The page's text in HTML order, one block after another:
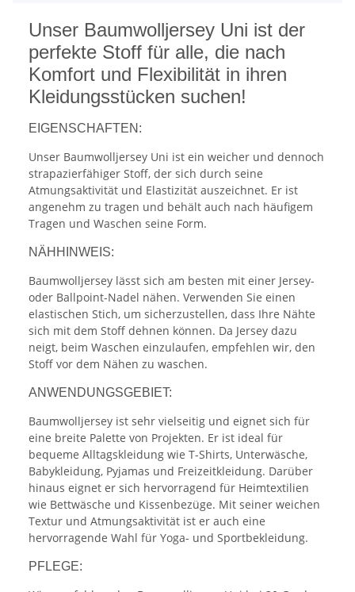
Unser Baumwolljersey Uni ist der
perfekte Stoff für alle, die nach
Komfort und Flexibilität in ihren
Kleidungsstücken suchen!
EIGENSCHAFTEN:
Unser Baumwolljersey Uni ist ein weicher und dennoch
strapazierfähiger Stoff, der sich durch seine
Atmungsaktivität und Elastizität auszeichnet. Er ist
angenehm zu tragen und behält auch nach häufigem
Tragen und Waschen seine Form.
NÄHHINWEIS:
Baumwolljersey lässt sich am besten mit einer Jersey-
oder Ballpoint-Nadel nähen. Verwenden Sie einen
elastischen Stich, um sicherzustellen, dass Ihre Nähte
sich mit dem Stoff dehnen können. Da Jersey dazu
neigt, beim Waschen einzulaufen, empfehlen wir, den
Stoff vor dem Nähen zu waschen.
ANWENDUNGSGEBIET:
Baumwolljersey ist sehr vielseitig und eignet sich für
eine breite Palette von Projekten. Er ist ideal für
bequeme Alltagskleidung wie T-Shirts, Unterwäsche,
Babykleidung, Pyjamas und Freizeitkleidung. Darüber
hinaus eignet er sich hervorragend für Heimtextilien
wie Bettwäsche und Kissenbezüge. Mit seiner weichen
Textur und Atmungsaktivität ist er auch eine
hervorragende Wahl für Yoga- und Sportbekleidung.
PFLEGE: